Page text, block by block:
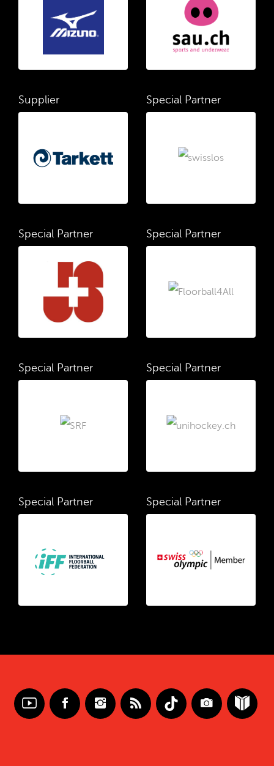
Supplier Special Partner
Special Partner Special Partner
Special Partner Special Partner
Special Partner Special Partner